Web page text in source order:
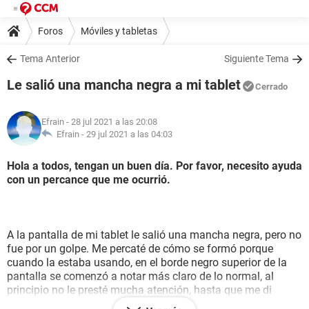
Foros Móviles y tabletas
Tema Anterior Siguiente Tema
Le salió una mancha negra a mi tablet Cerrado
Efrain - 28 jul 2021 a las 20:08
Efrain - 29 jul 2021 a las 04:03
Hola a todos, tengan un buen día. Por favor, necesito ayuda
con un percance que me ocurrió.
A la pantalla de mi tablet le salió una mancha negra, pero no
fue por un golpe. Me percaté de cómo se formó porque
cuando la estaba usando, en el borde negro superior de la
pantalla se comenzó a notar más claro de lo normal, al
principio no le presté mucha atención, hasta que me di
cuenta de que se hacía más grande y que se comenzaba a